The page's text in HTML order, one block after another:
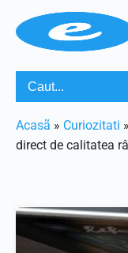
Acasã » Curiozitati »
direct de calitatea